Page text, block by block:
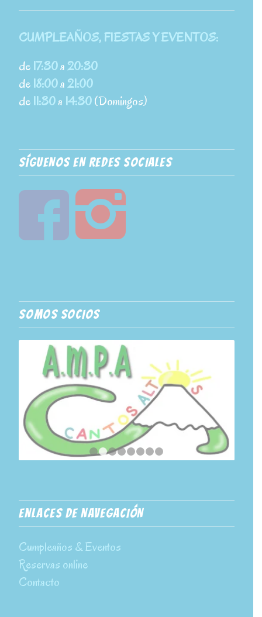
CUMPLEAÑOS, FIESTAS Y EVENTOS:
de 17:30a20:30
de 18:00a21:00
de 11:30a 14:30(Domingos)
SÍGUENOS EN REDES SOCIALES
SOMOS SOCIOS
1 2345 67 8
ENLACES DE NAVEGACIÓN
Cumpleaños & Eventos
Reservas online
Contacto